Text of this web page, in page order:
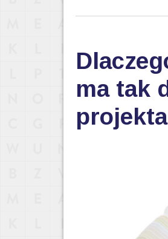
ma tak